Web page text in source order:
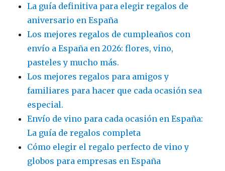
La guía definitiva para elegir regalos de
aniversario en España
Los mejores regalos de cumpleaños con
envío a España en 2026: flores, vino,
pasteles y mucho más.
Los mejores regalos para amigos y
familiares para hacer que cada ocasión sea
especial.
Envío de vino para cada ocasión en España:
La guía de regalos completa
Cómo elegir el regalo perfecto de vino y
globos para empresas en España